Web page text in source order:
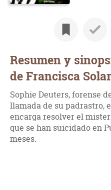
Resumen y
de Francisca Solar
Sophie Deuters, forense
llamada de su padrastro,
encarga resolver el
que se han suicidado en
meses.